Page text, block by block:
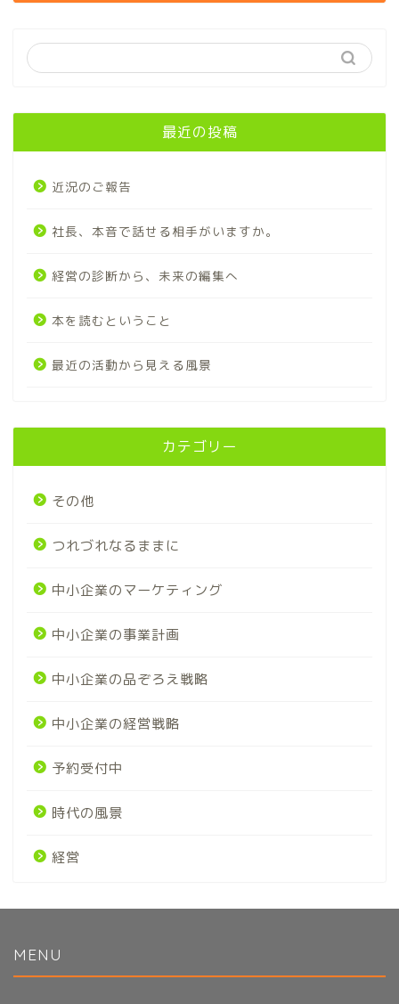
最近の投稿
近況のご報告
社長、本音で話せる相手がいますか。
経営の診断から、未来の編集へ
本を読むということ
最近の活動から見える風景
カテゴリー
その他
つれづれなるままに
中小企業のマーケティング
中小企業の事業計画
中小企業の品ぞろえ戦略
中小企業の経営戦略
予約受付中
時代の風景
経営
MENU